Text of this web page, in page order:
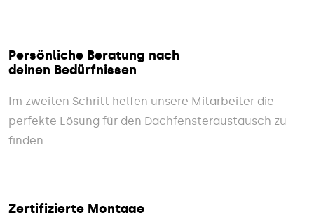
Persönliche Beratung nach
deinen Bedürfnissen
Im zweiten Schritt helfen unsere Mitarbeiter die
perfekte Lösung für den Dachfensteraustausch zu
finden.
Zertifizierte Montage